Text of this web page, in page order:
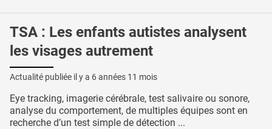
TSA : Les enfants autistes analysent
les visages autrement
Actualité publiée il y a 6 années 11 mois
Eye tracking, imagerie cérébrale, test salivaire ou sonore,
analyse du comportement, de multiples équipes sont en
recherche d’un test simple de détection ...